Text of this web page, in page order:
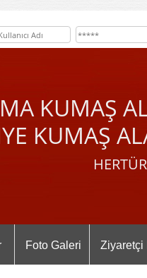
KUMAŞ
KUMAŞ
Foto Galeri Ziyaretçi